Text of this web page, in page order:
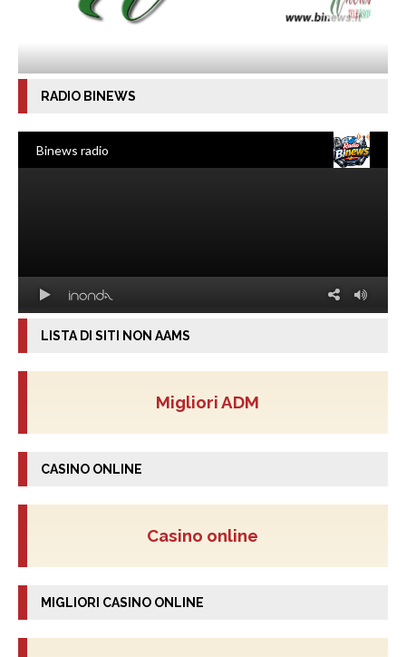
RADIO BINEWS
LISTA DI SITI NON AAMS
Migliori ADM
CASINO ONLINE
Casino online
MIGLIORI CASINO ONLINE